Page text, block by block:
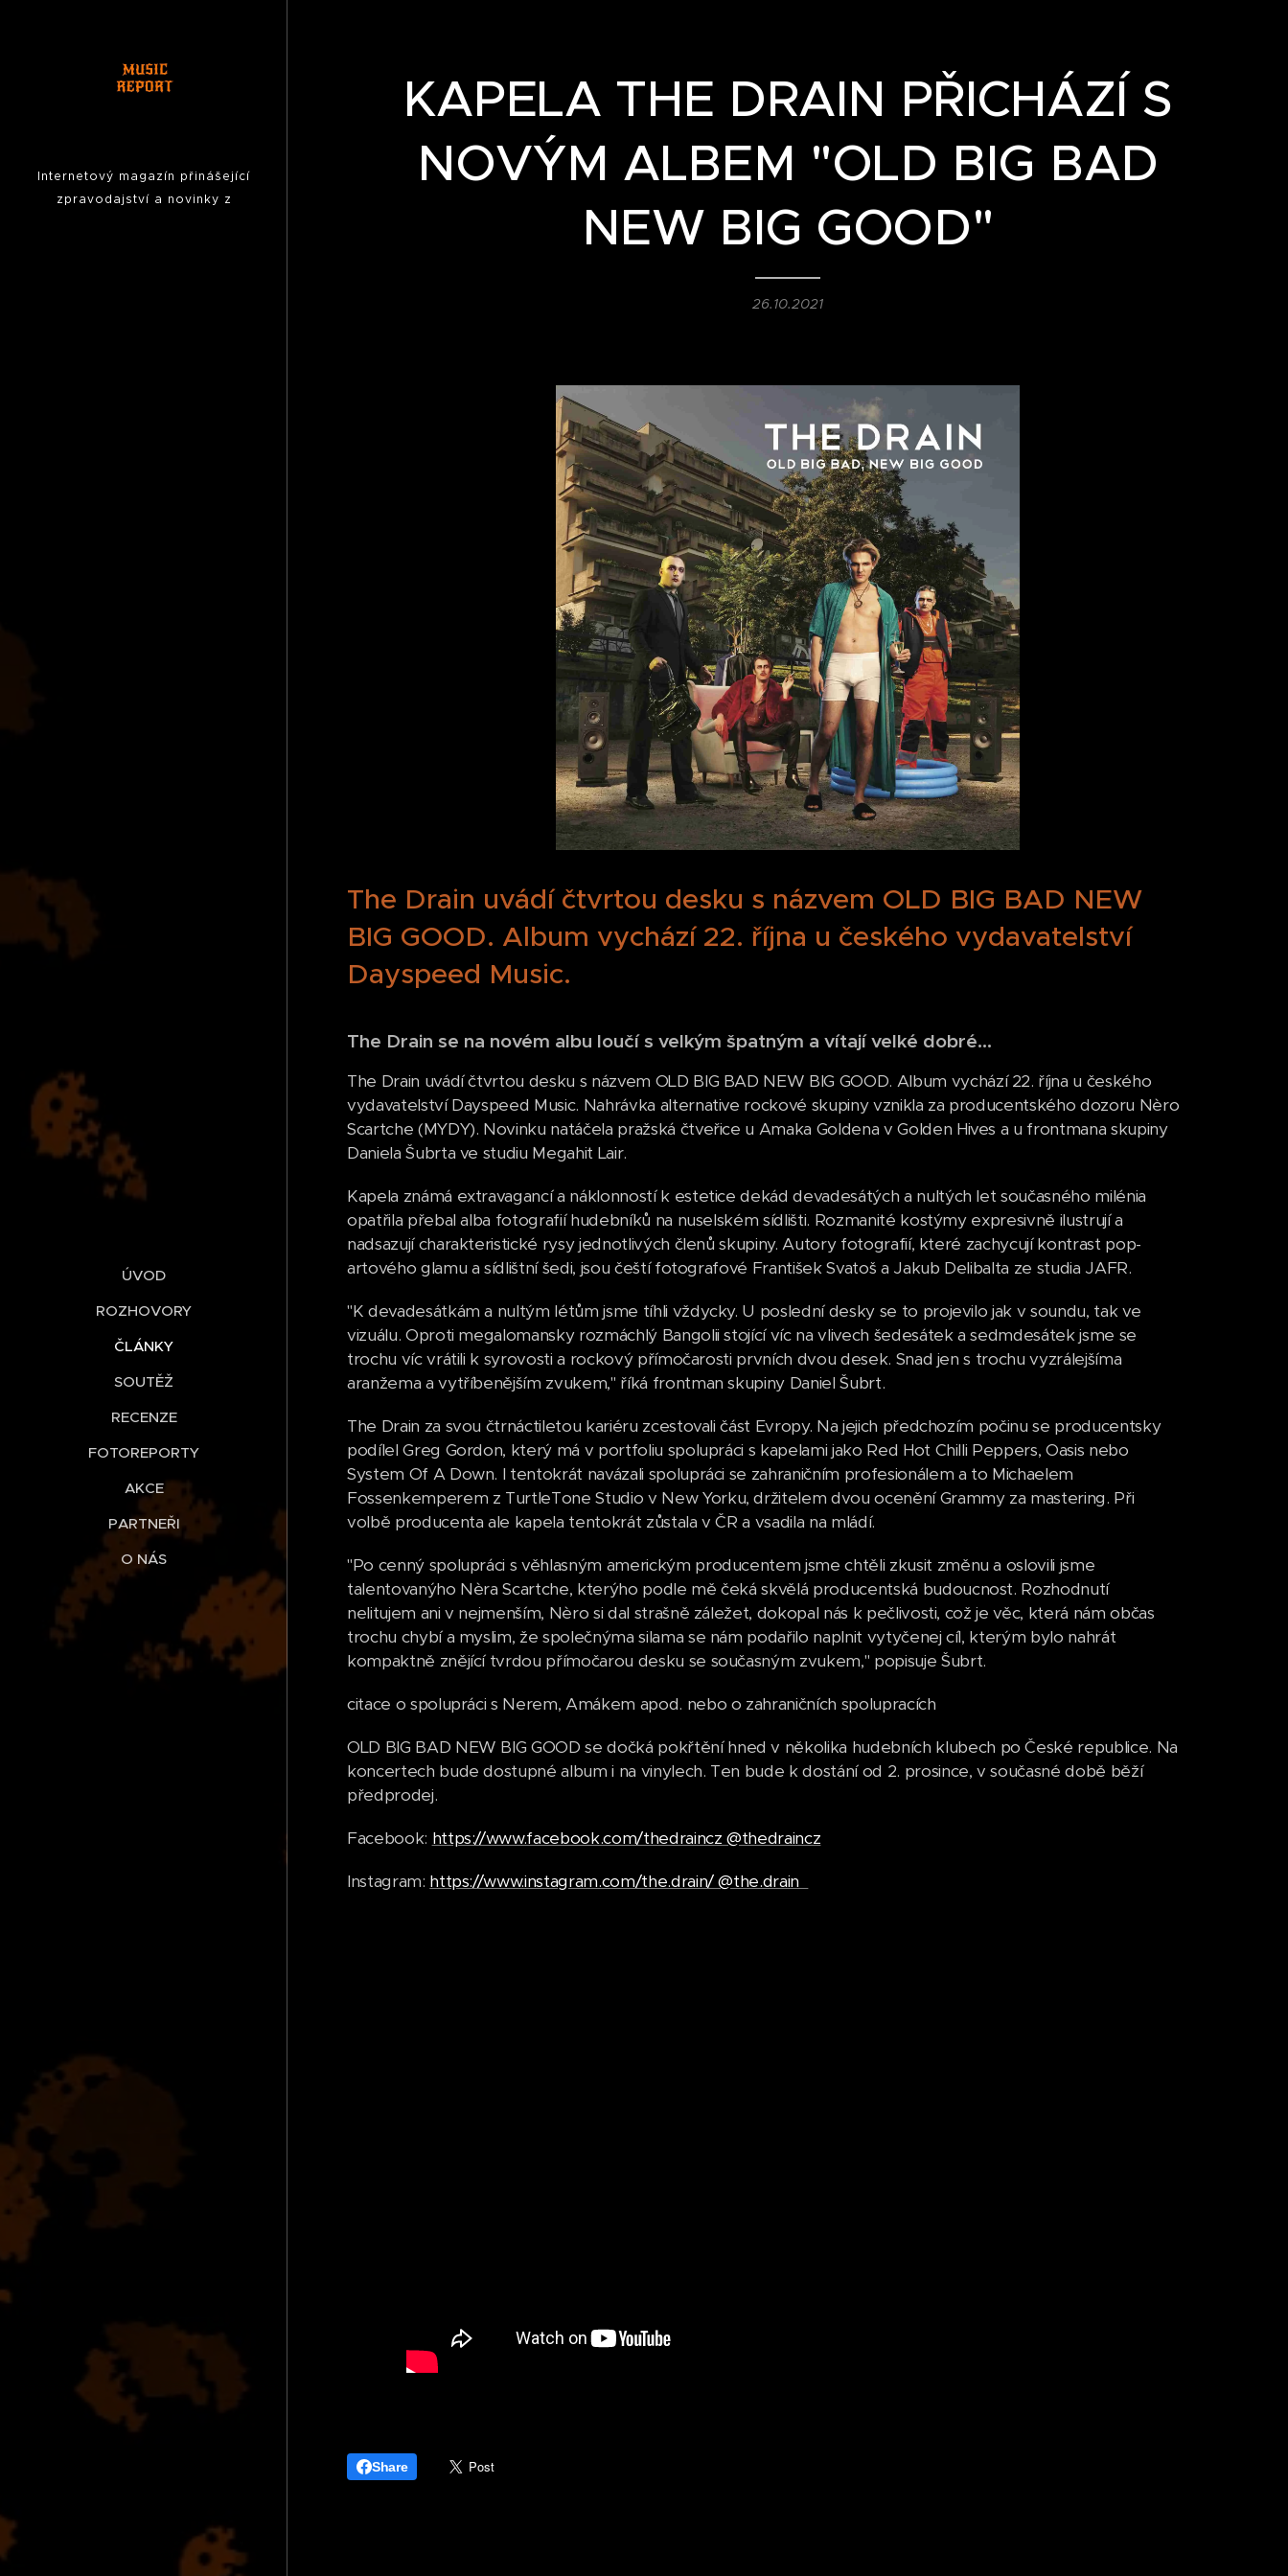
Internetový magazín přinášející
zpravodajství a novinky z
ÚVOD
ROZHOVORY
ČLÁNKY
SOUTĚŽ
RECENZE
FOTOREPORTY
AKCE
PARTNEŘI
O NÁS
KAPELA THE DRAIN PŘICHÁZÍ S
NOVÝM ALBEM "OLD BIG BAD
NEW BIG GOOD"
26.10.2021
The Drain uvádí čtvrtou desku s názvem OLD BIG BAD NEW
BIG GOOD. Album vychází 22. října u českého vydavatelství
Dayspeed Music.
The Drain se na novém albu loučí s velkým špatným a vítají velké dobré...
The Drain uvádí čtvrtou desku s názvem OLD BIG BAD NEW BIG GOOD. Album vychází 22. října u českého
vydavatelství Dayspeed Music. Nahrávka alternative rockové skupiny vznikla za producentského dozoru Nèro
Scartche (MYDY). Novinku natáčela pražská čtveřice u Amaka Goldena v Golden Hives a u frontmana skupiny
Daniela Šubrta ve studiu Megahit Lair.
Kapela známá extravagancí a náklonností k estetice dekád devadesátých a nultých let současného milénia
opatřila přebal alba fotografií hudebníků na nuselském sídlišti. Rozmanité kostýmy expresivně ilustrují a
nadsazují charakteristické rysy jednotlivých členů skupiny. Autory fotografií, které zachycují kontrast pop-
artového glamu a sídlištní šedi, jsou čeští fotografové František Svatoš a Jakub Delibalta ze studia JAFR.
"K devadesátkám a nultým létům jsme tíhli vždycky. U poslední desky se to projevilo jak v soundu, tak ve
vizuálu. Oproti megalomansky rozmáchlý Bangolii stojící víc na vlivech šedesátek a sedmdesátek jsme se
trochu víc vrátili k syrovosti a rockový přímočarosti prvních dvou desek. Snad jen s trochu vyzrálejšíma
aranžema a vytříbenějším zvukem," říká frontman skupiny Daniel Šubrt.
The Drain za svou čtrnáctiletou kariéru zcestovali část Evropy. Na jejich předchozím počinu se producentsky
podílel Greg Gordon, který má v portfoliu spolupráci s kapelami jako Red Hot Chilli Peppers, Oasis nebo
System Of A Down. I tentokrát navázali spolupráci se zahraničním profesionálem a to Michaelem
Fossenkemperem z TurtleTone Studio v New Yorku, držitelem dvou ocenění Grammy za mastering. Při
volbě producenta ale kapela tentokrát zůstala v ČR a vsadila na mládí.
"Po cenný spolupráci s věhlasným americkým producentem jsme chtěli zkusit změnu a oslovili jsme
talentovanýho Nèra Scartche, kterýho podle mě čeká skvělá producentská budoucnost. Rozhodnutí
nelitujem ani v nejmenším, Nèro si dal strašně záležet, dokopal nás k pečlivosti, což je věc, která nám občas
trochu chybí a myslim, že společnýma silama se nám podařilo naplnit vytyčenej cíl, kterým bylo nahrát
kompaktně znějící tvrdou přímočarou desku se současným zvukem," popisuje Šubrt.
citace o spolupráci s Nerem, Amákem apod. nebo o zahraničních spolupracích
OLD BIG BAD NEW BIG GOOD se dočká pokřtění hned v několika hudebních klubech po České republice. Na
koncertech bude dostupné album i na vinylech. Ten bude k dostání od 2. prosince, v současné době běží
předprodej.
Facebook: https://www.facebook.com/thedraincz @thedraincz
Instagram: https://www.instagram.com/the.drain/ @the.drain
Share